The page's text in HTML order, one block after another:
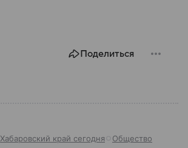
Поделиться
Хабаровский край сегодня Общество